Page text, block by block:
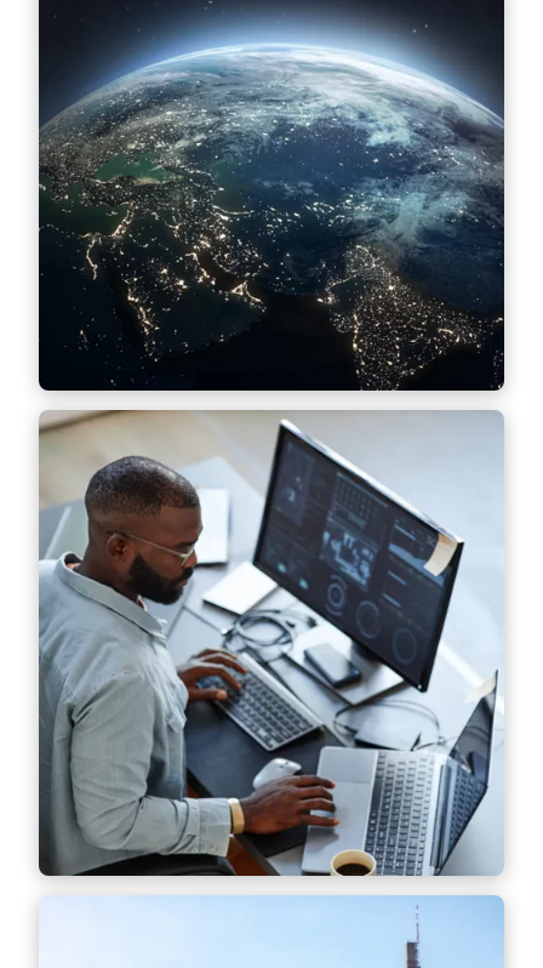
Umfassende Abdeckung
Lernen Sie die rechtlichen Feinheiten von
Immobilientransaktionen in 47 Ländern
kennen, einschließlich der Vorschriften für
verschiedene Anlageklassen wie Wohn-,
Gewerbe- und Industrieimmobilien.
Mehr Informationen
Profitieren Sie vom Fachwissen erfahrener